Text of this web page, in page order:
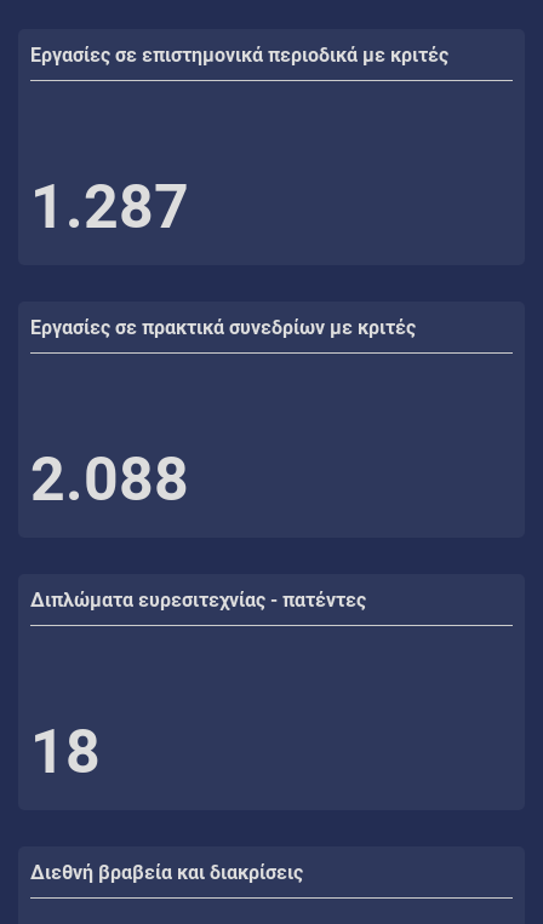
Εργασίες σε επιστημονικά περιοδικά με κριτές
1.287
Εργασίες σε πρακτικά συνεδρίων με κριτές
2.088
Διπλώματα ευρεσιτεχνίας - πατέντες
18
Διεθνή βραβεία και διακρίσεις